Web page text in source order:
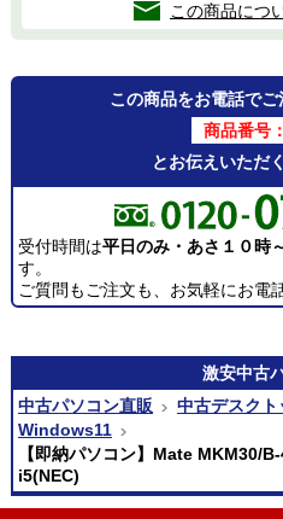
この商品につ
この商品をお電話で
商品番号
とお伝えいただ
受付時間は平日のみ・あさ１０時
す。
ご質問もご注文も、お気軽にお電
激安中古
中古パソコン直販
中古デスク
Windows11
【即納パソコン】Mate MKM30/
i5(NEC)